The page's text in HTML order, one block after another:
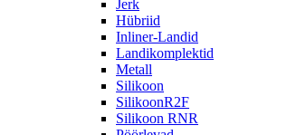
Jerk
Hübriid
Inliner-Landid
Landikomplektid
Metall
Silikoon
SilikoonR2F
Silikoon RNR